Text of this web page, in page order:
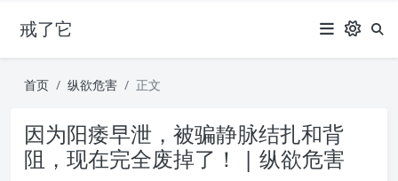
戒了它
首页 纵欲危害 正文
因为阳痿早泄，被骗静脉结扎和背
阻，现在完全废掉了！ | 纵欲危害